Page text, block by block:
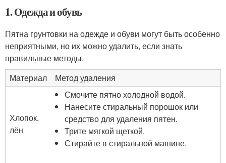
1. Одежда и обувь
Пятна грунтовки на одежде и обуви могут быть особенно
неприятными, но их можно удалить, если знать
правильные методы.
Материал
Метод удаления
Хлопок,
лён
Смочите пятно холодной водой.
Нанесите стиральный порошок или
средство для удаления пятен.
Трите мягкой щеткой.
Стирайте в стиральной машине.